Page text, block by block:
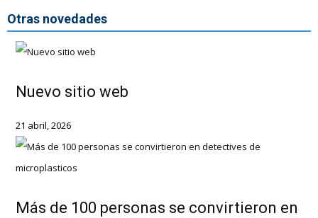
Otras novedades
Nuevo sitio web
21 abril, 2026
Más de 100 personas se convirtieron en